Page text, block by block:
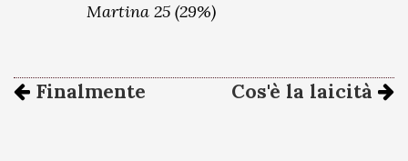
Martina 25 (29%)
Finalmente Cos'è la laicità